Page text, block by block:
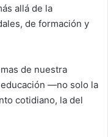
allá de la
de formación y
de nuestra
—no solo la
cotidiano, la del